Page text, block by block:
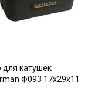
для катушек
Ф093 17х29х11